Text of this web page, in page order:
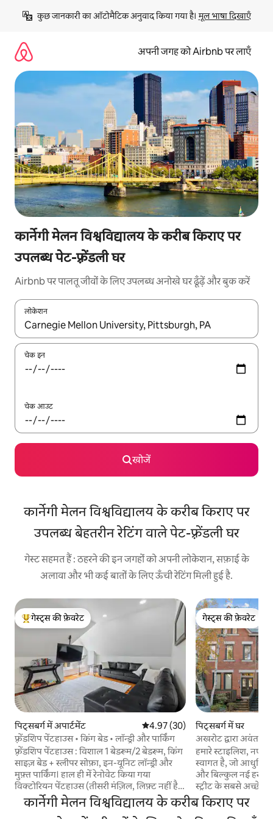
छोड़कर
कॉन्टेंट
कुछ जानकारी का ऑटोमैटिक अनुवाद किया गया है। मूल भाषा दिखाएँ
अपनी जगह को Airbnb पर लाएँ
कार्नेगी मेलन विश्वविद्यालय के करीब किराए पर
उपलब्ध पेट-फ़्रेंडली घर
Airbnb पर पालतू जीवों के लिए उपलब्ध अनोखे घर ढूँढ़ें और बुक करें
लोकेशन
नतीजों के उपलब्ध होने पर, अप और डाउन 'ऐरो की' का इस्तेमाल करके नेविगेट
चेक इन
चेक आउट
खोजें
कार्नेगी मेलन विश्वविद्यालय के करीब किराए पर
उपलब्ध बेहतरीन रेटिंग वाले पेट-फ़्रेंडली घर
गेस्ट सहमत हैं : ठहरने की इन जगहों को अपनी लोकेशन, सफ़ाई के
अलावा और भी कई बातों के लिए ऊँची रेटिंग मिली हुई है.
गेस्ट्स का टॉप फ़ेवरेट
गेस्ट्स की फ़ेवरेट
पिट्सबर्ग में अपार्टमेंट औसत रेटिंग 5 में से 4.97, 30 समीक्षाएँ
4.97 (30)
फ़्रेंडशिप पेंटहाउस • किंग बेड • लॉन्ड्री और पार्किंग
फ़्रेंडशिप पेंटहाउस : विशाल 1 बेडरूम/2 बेडरूम, किंग
साइज़ बेड + स्लीपर सोफ़ा, इन-यूनिट लॉन्ड्री और
मुफ़्त पार्किंग। हाल ही में रेनोवेट किया गया
विक्टोरियन पेंटहाउस (तीसरी मंज़िल, लिफ़्ट नहीं है)
जो चिकित्सा यात्रियों, विश्वविद्यालय के आगंतुकों,
छात्रों और लंबे समय तक ठहरने वालों के लिए
गेस्ट्स की फ़ेवरेट
गेस्ट्स की फ़ेवरेट
पिट्सबर्ग में घर
अखरोट द्वारा अवंत -
हमारे स्टाइलिश, नए
स्वागत है, जो
और बिल्कुल नई हर
स्ट्रीट के सबसे अच्छे
कुछ ही कदम दूर स्थित
का मुख्य ठिकाना है! ⭐ 2 किंग बेड + 2 क्वीन बेड + 5
कार्नेगी मेलन विश्वविद्यालय के करीब किराए पर